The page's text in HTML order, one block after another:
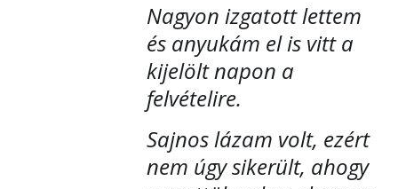
Nagyon izgatott lettem
és anyukám el is vitt a
kijelölt napon a
felvételire.
Sajnos lázam volt, ezért
nem úgy sikerült, ahogy